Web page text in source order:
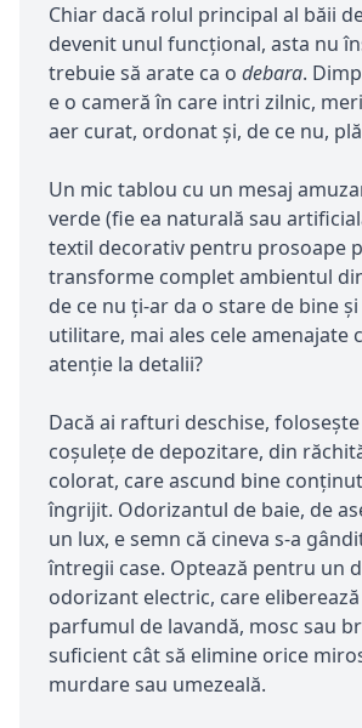
Chiar dacă rolul principal al băii
devenit unul funcțional, asta nu
trebuie să arate ca o debara.
e o cameră în care intri zilnic,
aer curat, ordonat și, de ce nu,
Un mic tablou cu un mesaj
verde (fie ea naturală sau
textil decorativ pentru prosoape
transforme complet ambientul
de ce nu ți-ar da o stare de bine
utilitare, mai ales cele amenajate
atenție la detalii?
Dacă ai rafturi deschise,
coșulețe de depozitare, din
colorat, care ascund bine
îngrijit. Odorizantul de baie, de
un lux, e semn că cineva s-a
întregii case. Optează pentru un
odorizant electric, care
parfumul de lavandă, mosc sau
suficient cât să elimine orice
murdare sau umezeală.